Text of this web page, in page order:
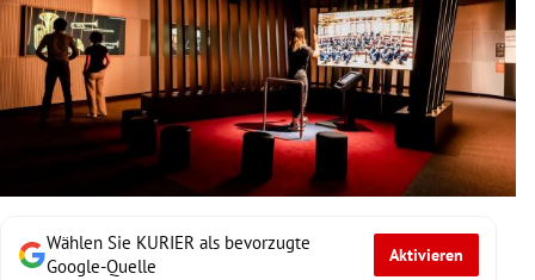
Untermenü
Wählen Sie KURIER als bevorzugte
Google-Quelle
Aktivieren